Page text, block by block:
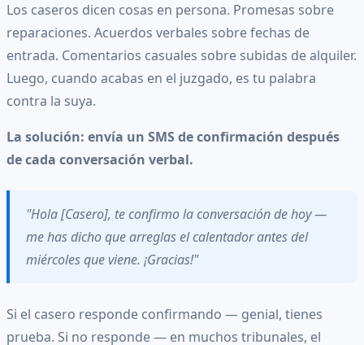
Los caseros dicen cosas en persona. Promesas sobre
reparaciones. Acuerdos verbales sobre fechas de
entrada. Comentarios casuales sobre subidas de alquiler.
Luego, cuando acabas en el juzgado, es tu palabra
contra la suya.
La solución: envía un SMS de confirmación después
de cada conversación verbal.
"Hola [Casero], te confirmo la conversación de hoy —
me has dicho que arreglas el calentador antes del
miércoles que viene. ¡Gracias!"
Si el casero responde confirmando — genial, tienes
prueba. Si no responde — en muchos tribunales, el